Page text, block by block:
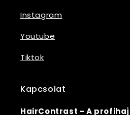
Instagram
Youtube
Tiktok
Kapcsolat
HairContrast - A